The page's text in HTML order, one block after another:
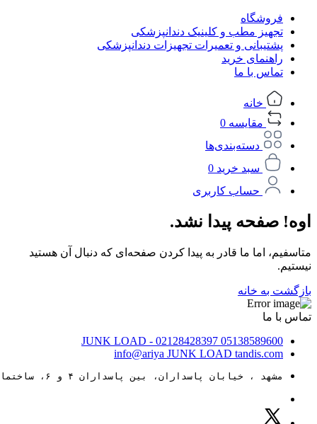
فروشگاه
تجهیز مطب و کلینیک دندانپزشکی
پشتیبانی و تعمیرات تجهیزات دندانپزشکی
راهنمای خرید
تماس با ما
خانه
مقایسه 0
دسته‌بندی‌ها
سبد خرید 0
حساب کاربری
اوه! صفحه پیدا نشد.
متاسفیم، اما ما قادر به پیدا کردن صفحه‌ای که دنبال آن هستید
نیستیم.
بازگشت به خانه
تماس با ما
05138589600
JUNK LOAD - 02128428397
info@ariya JUNK LOAD tandis.com
مشهد ، خیابان پاسداران، بین پاسداران ۴ و ۶، ساختمان ۸۸